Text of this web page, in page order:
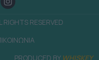
RESERVED
PRODUCED BY WHISKEY